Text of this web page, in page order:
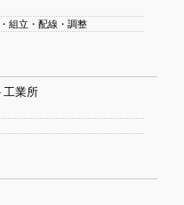
組立・配線・調整
業所